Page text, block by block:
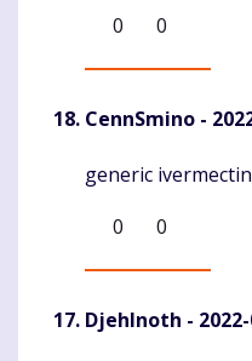
0
0
CennSmino -
Komentaras
generic ivermectin
0
0
DjehInoth -